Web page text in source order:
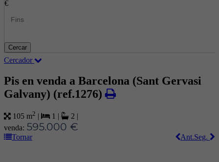
€
Cercar
Cercador
Pis en venda a Barcelona (Sant Gervasi
Galvany) (ref.1276)
105 m2 | 1 | 2 |
venda: 595.000 €
Tornar Seg.
Ant.